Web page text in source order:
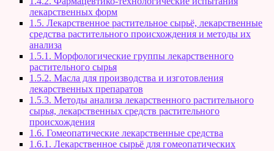
лекарственных форм
1.5. Лекарственное растительное сырьё, лекарственные
средства растительного происхождения и методы их
анализа
1.5.1. Морфологические группы лекарственного
растительного сырья
1.5.2. Масла для производства и изготовления
лекарственных препаратов
1.5.3. Методы анализа лекарственного растительного
сырья, лекарственных средств растительного
происхождения
1.6. Гомеопатические лекарственные средства
1.6.1. Лекарственное сырьё для гомеопатических